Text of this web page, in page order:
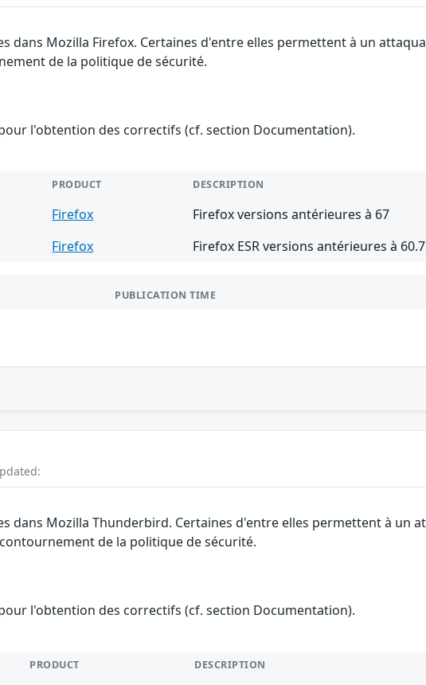
dans Mozilla Firefox. Certaines d'entre elles permettent à un
de la politique de sécurité.
l'obtention des correctifs (cf. section Documentation).
PRODUCT DESCRIPTION
Firefox
Firefox versions antérieures à 67
Firefox Firefox ESR versions antérieures à 60.7
PUBLICATION TIME
dans Mozilla Thunderbird. Certaines d'entre elles permettent à un
de la politique de sécurité.
l'obtention des correctifs (cf. section Documentation).
PRODUCT DESCRIPTION